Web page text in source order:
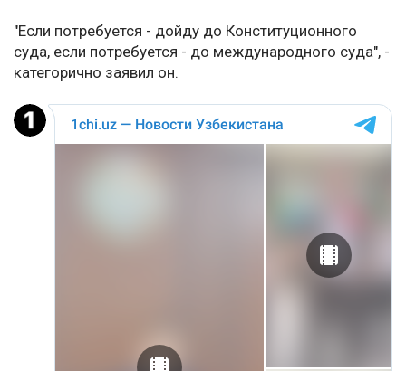
"Если потребуется - дойду до Конституционного
суда, если потребуется - до международного суда", -
категорично заявил он.